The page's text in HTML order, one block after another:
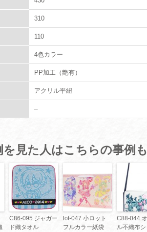
310
110
4色カラー
PP加工（艶有）
アクリル平紐
–
を見た人はこちらの事例
C86-095 ジャガー
ド織タオル
lot-047 小ロット
フルカラー紙袋
C88-044
ル不織布